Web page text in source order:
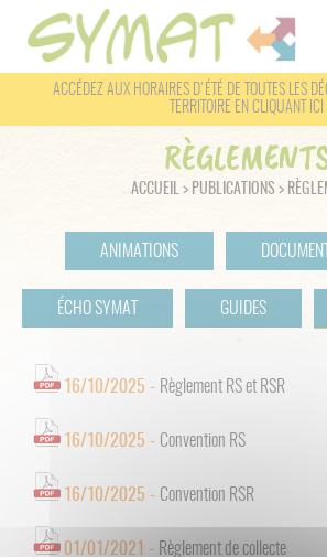
ACCÉDEZ AUX HORAIRES D'ÉTÉ DE TOUTES LES
TERRITOIRE EN CLIQUANT ICI
ACCUEIL > PUBLICATIONS >
ANIMATIONS
ÉCHO SYMAT GUIDES
16/10/2025 - Règlement RS et RSR
16/10/2025 - Convention RS
16/10/2025 - Convention RSR
01/01/2021 - Règlement de collecte